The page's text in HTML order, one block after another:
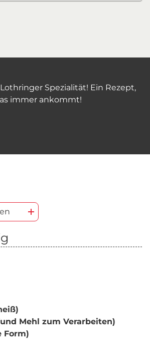
Spezialität! Ein Rezept,
immer ankommt!
Mehl zum Verarbeiten)
Form)